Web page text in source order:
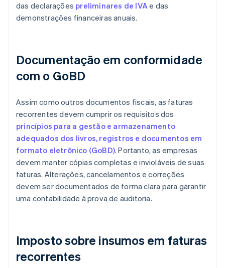
das declarações preliminares de IVAe das
demonstrações financeiras anuais.
Documentação em conformidade
com o GoBD
Assim como outros documentos fiscais, as faturas
recorrentes devem cumprir os requisitos dos
princípios para a gestão e armazenamento
adequados dos livros, registros e documentos em
formato eletrônico (GoBD). Portanto, as empresas
devem manter cópias completas e invioláveis de suas
faturas. Alterações, cancelamentos e correções
devem ser documentados de forma clara para garantir
uma contabilidade à prova de auditoria.
Imposto sobre insumos em faturas
recorrentes